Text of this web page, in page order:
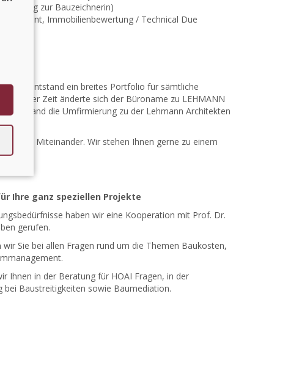
zur Bauzeichnerin)
Immobilienbewertung / Technical Due
entstand ein breites Portfolio für sämtliche
dieser Zeit änderte sich der Büroname zu LEHMANN
fand die Umfirmierung zu der Lehmann Architekten
Miteinander. Wir stehen Ihnen gerne zu einem
Ihre ganz speziellen Projekte
haben wir eine Kooperation mit Prof. Dr.
gerufen.
Sie bei allen Fragen rund um die Themen Baukosten,
Ihnen in der Beratung für HOAI Fragen, in der
bei Baustreitigkeiten sowie Baumediation.